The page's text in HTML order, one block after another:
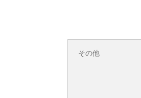
その他